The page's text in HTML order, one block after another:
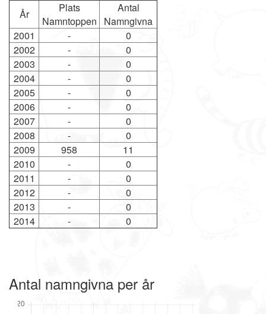
År
Plats
Namntoppen
Antal
Namngivna
2001
-
0
2002
-
0
2003
-
0
2004
-
0
2005
-
0
2006
-
0
2007
-
0
2008
-
0
2009
958
11
2010
-
0
2011
-
0
2012
-
0
2013
-
0
2014
- 0
Antal namngivna per år